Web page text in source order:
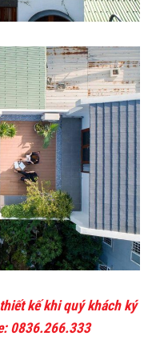
kế khi quý khách ký
0836.266.333